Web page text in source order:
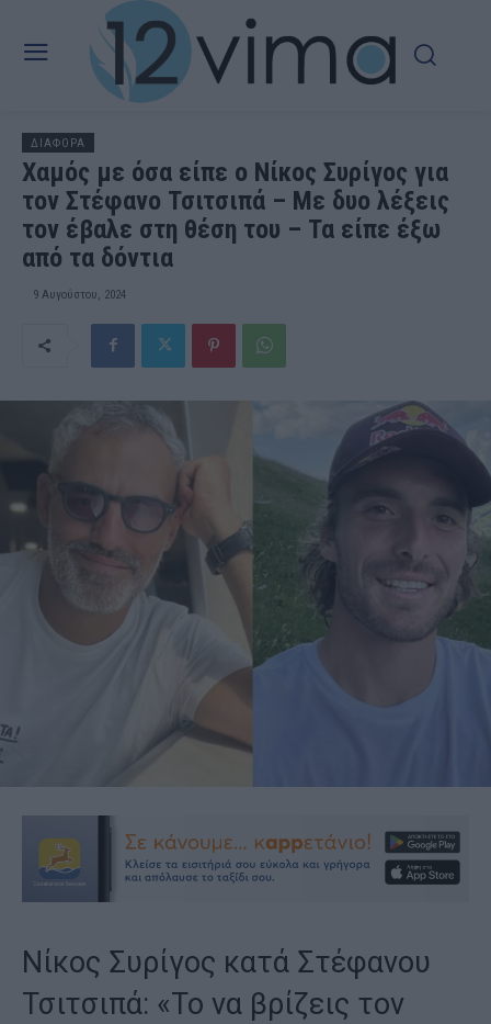
ΔΙΑΦΟΡΑ
Χαμός με όσα είπε ο Νίκος Συρίγος για
τον Στέφανο Τσιτσιπά – Με δυο λέξεις
τον έβαλε στη θέση του – Τα είπε έξω
από τα δόντια
9 Αυγούστου, 2024
Νίκος Συρίγος κατά Στέφανου
Τσιτσιπά: «Το να βρίζεις τον